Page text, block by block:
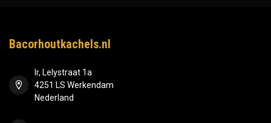
Bacorhoutkachels.nl
Ir, Lelystraat 1a
4251 LS Werkendam
Nederland